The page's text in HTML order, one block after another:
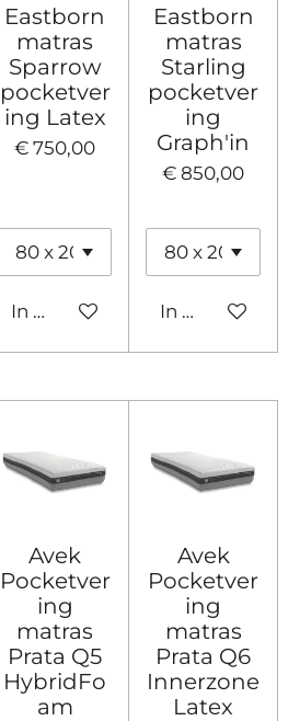
Eastborn
matras
Sparrow
pocketver
ing Latex
€ 750,00
In winkelwagen
Eastborn
matras
Starling
pocketver
ing
Graph'in
€ 850,00
In
Avek
Pocketver
ing
matras
Prata Q5
HybridFo
am
Avek
Pocketver
ing
matras
Prata Q6
Innerzone
Latex